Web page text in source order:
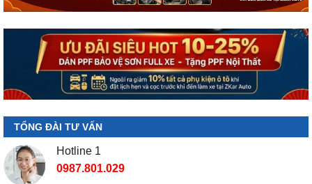
TỔNG ĐÀI TƯ VẤN
Hotline 1
0987.801.029